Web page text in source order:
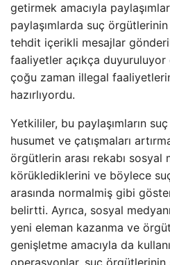
getirmek amacıyla
paylaşımlarda suç örgütlerinin
tehdit içerikli mesajlar
faaliyetler açıkça
çoğu zaman illegal
hazırlıyordu.
Yetkililer, bu paylaşımların
husumet ve çatışmaları
örgütlerin arası rekabı sosyal
körüklediklerini ve böylece
arasında normalmiş gibi
belirtti. Ayrıca, sosyal
yeni eleman kazanma ve
genişletme amacıyla da
operasyonlar, suç örgütlerinin